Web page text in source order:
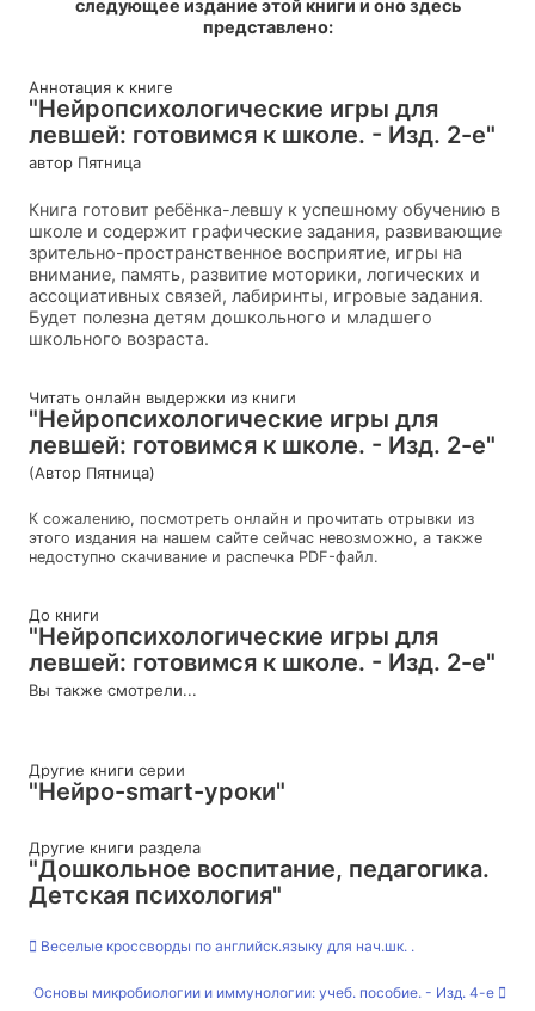
следующее издание этой книги и оно здесь
представлено:
Аннотация к книге
"Нейропсихологические игры для
левшей: готовимся к школе. - Изд. 2-е"
автор Пятница
Книга готовит ребёнка-левшу к успешному обучению в
школе и содержит графические задания, развивающие
зрительно-пространственное восприятие, игры на
внимание, память, развитие моторики, логических и
ассоциативных связей, лабиринты, игровые задания.
Будет полезна детям дошкольного и младшего
школьного возраста.
Читать онлайн выдержки из книги
"Нейропсихологические игры для
левшей: готовимся к школе. - Изд. 2-е"
(Автор Пятница)
К сожалению, посмотреть онлайн и прочитать отрывки из
этого издания на нашем сайте сейчас невозможно, а также
недоступно скачивание и распечка PDF-файл.
До книги
"Нейропсихологические игры для
левшей: готовимся к школе. - Изд. 2-е"
Вы также смотрели...
Другие книги серии
"Нейро-smart-уроки"
Другие книги раздела
"Дошкольное воспитание, педагогика.
Детская психология"
Веселые кроссворды по английск.языку для нач.шк. .
Основы микробиологии и иммунологии: учеб. пособие. - Изд. 4-е